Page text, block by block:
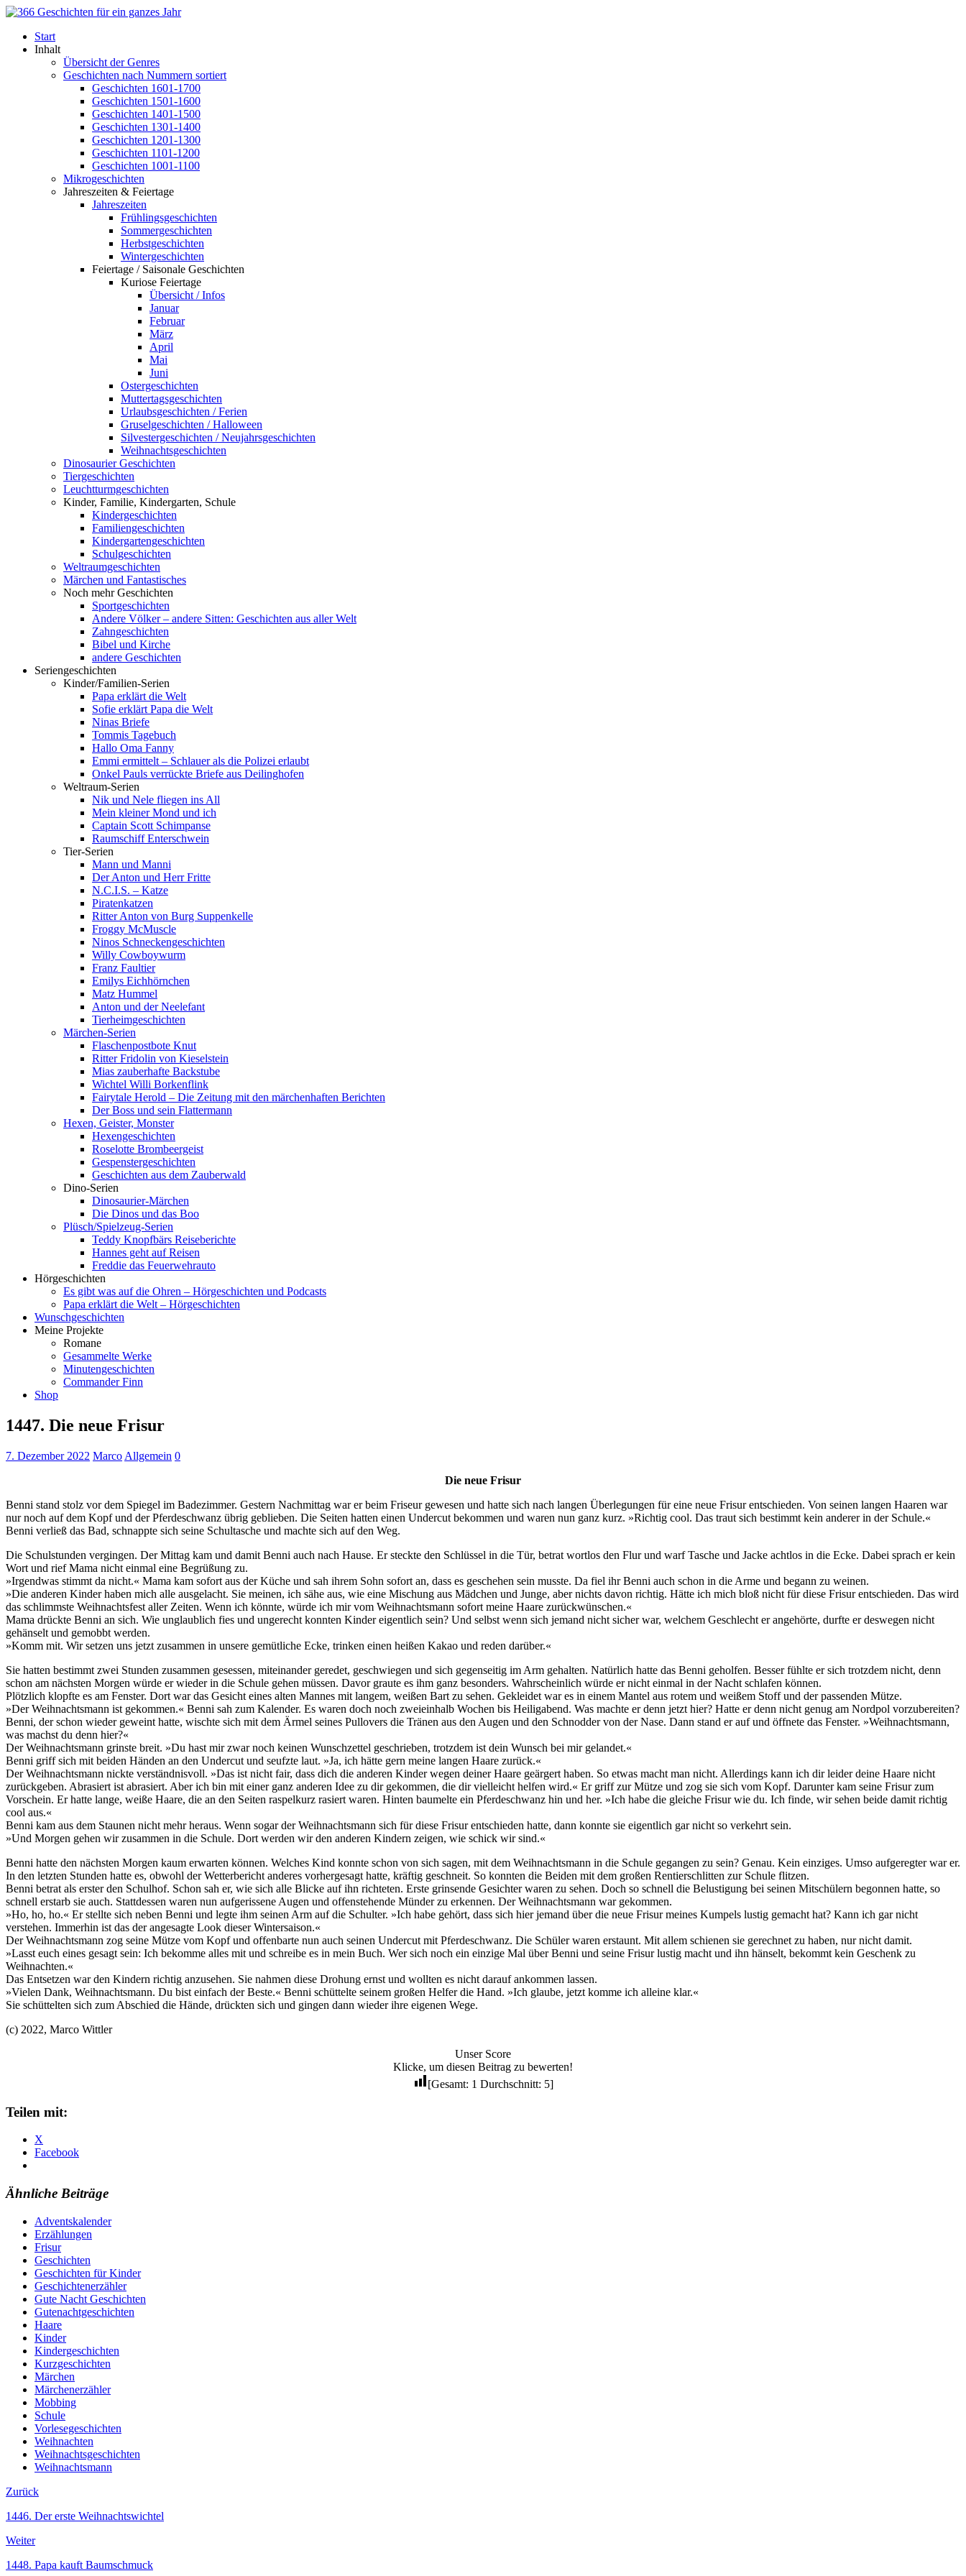
Start
Inhalt
Übersicht der Genres
Geschichten nach Nummern sortiert
Geschichten 1601-1700
Geschichten 1501-1600
Geschichten 1401-1500
Geschichten 1301-1400
Geschichten 1201-1300
Geschichten 1101-1200
Geschichten 1001-1100
Mikrogeschichten
Jahreszeiten & Feiertage
Jahreszeiten
Frühlingsgeschichten
Sommergeschichten
Herbstgeschichten
Wintergeschichten
Feiertage / Saisonale Geschichten
Kuriose Feiertage
Übersicht / Infos
Januar
Februar
März
April
Mai
Juni
Ostergeschichten
Muttertagsgeschichten
Urlaubsgeschichten / Ferien
Gruselgeschichten / Halloween
Silvestergeschichten / Neujahrsgeschichten
Weihnachtsgeschichten
Dinosaurier Geschichten
Tiergeschichten
Leuchtturmgeschichten
Kinder, Familie, Kindergarten, Schule
Kindergeschichten
Familiengeschichten
Kindergartengeschichten
Schulgeschichten
Weltraumgeschichten
Märchen und Fantastisches
Noch mehr Geschichten
Sportgeschichten
Andere Völker – andere Sitten: Geschichten aus aller Welt
Zahngeschichten
Bibel und Kirche
andere Geschichten
Seriengeschichten
Kinder/Familien-Serien
Papa erklärt die Welt
Sofie erklärt Papa die Welt
Ninas Briefe
Tommis Tagebuch
Hallo Oma Fanny
Emmi ermittelt – Schlauer als die Polizei erlaubt
Onkel Pauls verrückte Briefe aus Deilinghofen
Weltraum-Serien
Nik und Nele fliegen ins All
Mein kleiner Mond und ich
Captain Scott Schimpanse
Raumschiff Enterschwein
Tier-Serien
Mann und Manni
Der Anton und Herr Fritte
N.C.I.S. – Katze
Piratenkatzen
Ritter Anton von Burg Suppenkelle
Froggy McMuscle
Ninos Schneckengeschichten
Willy Cowboywurm
Franz Faultier
Emilys Eichhörnchen
Matz Hummel
Anton und der Neelefant
Tierheimgeschichten
Märchen-Serien
Flaschenpostbote Knut
Ritter Fridolin von Kieselstein
Mias zauberhafte Backstube
Wichtel Willi Borkenflink
Fairytale Herold – Die Zeitung mit den märchenhaften Berichten
Der Boss und sein Flattermann
Hexen, Geister, Monster
Hexengeschichten
Roselotte Brombeergeist
Gespenstergeschichten
Geschichten aus dem Zauberwald
Dino-Serien
Dinosaurier-Märchen
Die Dinos und das Boo
Plüsch/Spielzeug-Serien
Teddy Knopfbärs Reiseberichte
Hannes geht auf Reisen
Freddie das Feuerwehrauto
Hörgeschichten
Es gibt was auf die Ohren – Hörgeschichten und Podcasts
Papa erklärt die Welt – Hörgeschichten
Wunschgeschichten
Meine Projekte
Romane
Gesammelte Werke
Minutengeschichten
Commander Finn
Shop
1447. Die neue Frisur
7. Dezember 2022 Marco Allgemein 0
Die neue Frisur
Benni stand stolz vor dem Spiegel im Badezimmer. Gestern Nachmittag war er beim Friseur gewesen und hatte sich nach langen Überlegungen für eine neue Frisur entschieden. Von seinen langen Haaren war
nur noch auf dem Kopf und der Pferdeschwanz übrig geblieben. Die Seiten hatten einen Undercut bekommen und waren nun ganz kurz. »Richtig cool. Das traut sich bestimmt kein anderer in der Schule.«
Benni verließ das Bad, schnappte sich seine Schultasche und machte sich auf den Weg.
Die Schulstunden vergingen. Der Mittag kam und damit Benni auch nach Hause. Er steckte den Schlüssel in die Tür, betrat wortlos den Flur und warf Tasche und Jacke achtlos in die Ecke. Dabei sprach er kein
Wort und rief Mama nicht einmal eine Begrüßung zu.
»Irgendwas stimmt da nicht.« Mama kam sofort aus der Küche und sah ihrem Sohn sofort an, dass es geschehen sein musste. Da fiel ihr Benni auch schon in die Arme und begann zu weinen.
»Die anderen Kinder haben mich alle ausgelacht. Sie meinen, ich sähe aus, wie eine Mischung aus Mädchen und Junge, aber nichts davon richtig. Hätte ich mich bloß nicht für diese Frisur entschieden. Das wird
das schlimmste Weihnachtsfest aller Zeiten. Wenn ich könnte, würde ich mir vom Weihnachtsmann sofort meine Haare zurückwünschen.«
Mama drückte Benni an sich. Wie unglaublich fies und ungerecht konnten Kinder eigentlich sein? Und selbst wenn sich jemand nicht sicher war, welchem Geschlecht er angehörte, durfte er deswegen nicht
gehänselt und gemobbt werden.
»Komm mit. Wir setzen uns jetzt zusammen in unsere gemütliche Ecke, trinken einen heißen Kakao und reden darüber.«
Sie hatten bestimmt zwei Stunden zusammen gesessen, miteinander geredet, geschwiegen und sich gegenseitig im Arm gehalten. Natürlich hatte das Benni geholfen. Besser fühlte er sich trotzdem nicht, denn
schon am nächsten Morgen würde er wieder in die Schule gehen müssen. Davor graute es ihm ganz besonders. Wahrscheinlich würde er nicht einmal in der Nacht schlafen können.
Plötzlich klopfte es am Fenster. Dort war das Gesicht eines alten Mannes mit langem, weißen Bart zu sehen. Gekleidet war es in einem Mantel aus rotem und weißem Stoff und der passenden Mütze.
»Der Weihnachtsmann ist gekommen.« Benni sah zum Kalender. Es waren doch noch zweieinhalb Wochen bis Heiligabend. Was machte er denn jetzt hier? Hatte er denn nicht genug am Nordpol vorzubereiten?
Benni, der schon wieder geweint hatte, wischte sich mit dem Ärmel seines Pullovers die Tränen aus den Augen und den Schnodder von der Nase. Dann stand er auf und öffnete das Fenster. »Weihnachtsmann,
was machst du denn hier?«
Der Weihnachtsmann grinste breit. »Du hast mir zwar noch keinen Wunschzettel geschrieben, trotzdem ist dein Wunsch bei mir gelandet.«
Benni griff sich mit beiden Händen an den Undercut und seufzte laut. »Ja, ich hätte gern meine langen Haare zurück.«
Der Weihnachtsmann nickte verständnisvoll. »Das ist nicht fair, dass dich die anderen Kinder wegen deiner Haare geärgert haben. So etwas macht man nicht. Allerdings kann ich dir leider deine Haare nicht
zurückgeben. Abrasiert ist abrasiert. Aber ich bin mit einer ganz anderen Idee zu dir gekommen, die dir vielleicht helfen wird.« Er griff zur Mütze und zog sie sich vom Kopf. Darunter kam seine Frisur zum
Vorschein. Er hatte lange, weiße Haare, die an den Seiten raspelkurz rasiert waren. Hinten baumelte ein Pferdeschwanz hin und her. »Ich habe die gleiche Frisur wie du. Ich finde, wir sehen beide damit richtig
cool aus.«
Benni kam aus dem Staunen nicht mehr heraus. Wenn sogar der Weihnachtsmann sich für diese Frisur entschieden hatte, dann konnte sie eigentlich gar nicht so verkehrt sein.
»Und Morgen gehen wir zusammen in die Schule. Dort werden wir den anderen Kindern zeigen, wie schick wir sind.«
Benni hatte den nächsten Morgen kaum erwarten können. Welches Kind konnte schon von sich sagen, mit dem Weihnachtsmann in die Schule gegangen zu sein? Genau. Kein einziges. Umso aufgeregter war er.
In den letzten Stunden hatte es, obwohl der Wetterbericht anderes vorhergesagt hatte, kräftig geschneit. So konnten die Beiden mit dem großen Rentierschlitten zur Schule flitzen.
Benni betrat als erster den Schulhof. Schon sah er, wie sich alle Blicke auf ihn richteten. Erste grinsende Gesichter waren zu sehen. Doch so schnell die Belustigung bei seinen Mitschülern begonnen hatte, so
schnell erstarb sie auch. Stattdessen waren nun aufgerissene Augen und offenstehende Münder zu erkennen. Der Weihnachtsmann war gekommen.
»Ho, ho, ho.« Er stellte sich neben Benni und legte ihm seinen Arm auf die Schulter. »Ich habe gehört, dass sich hier jemand über die neue Frisur meines Kumpels lustig gemacht hat? Kann ich gar nicht
verstehen. Immerhin ist das der angesagte Look dieser Wintersaison.«
Der Weihnachtsmann zog seine Mütze vom Kopf und offenbarte nun auch seinen Undercut mit Pferdeschwanz. Die Schüler waren erstaunt. Mit allem schienen sie gerechnet zu haben, nur nicht damit.
»Lasst euch eines gesagt sein: Ich bekomme alles mit und schreibe es in mein Buch. Wer sich noch ein einzige Mal über Benni und seine Frisur lustig macht und ihn hänselt, bekommt kein Geschenk zu
Weihnachten.«
Das Entsetzen war den Kindern richtig anzusehen. Sie nahmen diese Drohung ernst und wollten es nicht darauf ankommen lassen.
»Vielen Dank, Weihnachtsmann. Du bist einfach der Beste.« Benni schüttelte seinem großen Helfer die Hand. »Ich glaube, jetzt komme ich alleine klar.«
Sie schüttelten sich zum Abschied die Hände, drückten sich und gingen dann wieder ihre eigenen Wege.
(c) 2022, Marco Wittler
Unser Score
Klicke, um diesen Beitrag zu bewerten!
[Gesamt: 1 Durchschnitt: 5]
Teilen mit:
X
Facebook
Ähnliche Beiträge
Adventskalender
Erzählungen
Frisur
Geschichten
Geschichten für Kinder
Geschichtenerzähler
Gute Nacht Geschichten
Gutenachtgeschichten
Haare
Kinder
Kindergeschichten
Kurzgeschichten
Märchen
Märchenerzähler
Mobbing
Schule
Vorlesegeschichten
Weihnachten
Weihnachtsgeschichten
Weihnachtsmann
Zurück
1446. Der erste Weihnachtswichtel
Weiter
1448. Papa kauft Baumschmuck